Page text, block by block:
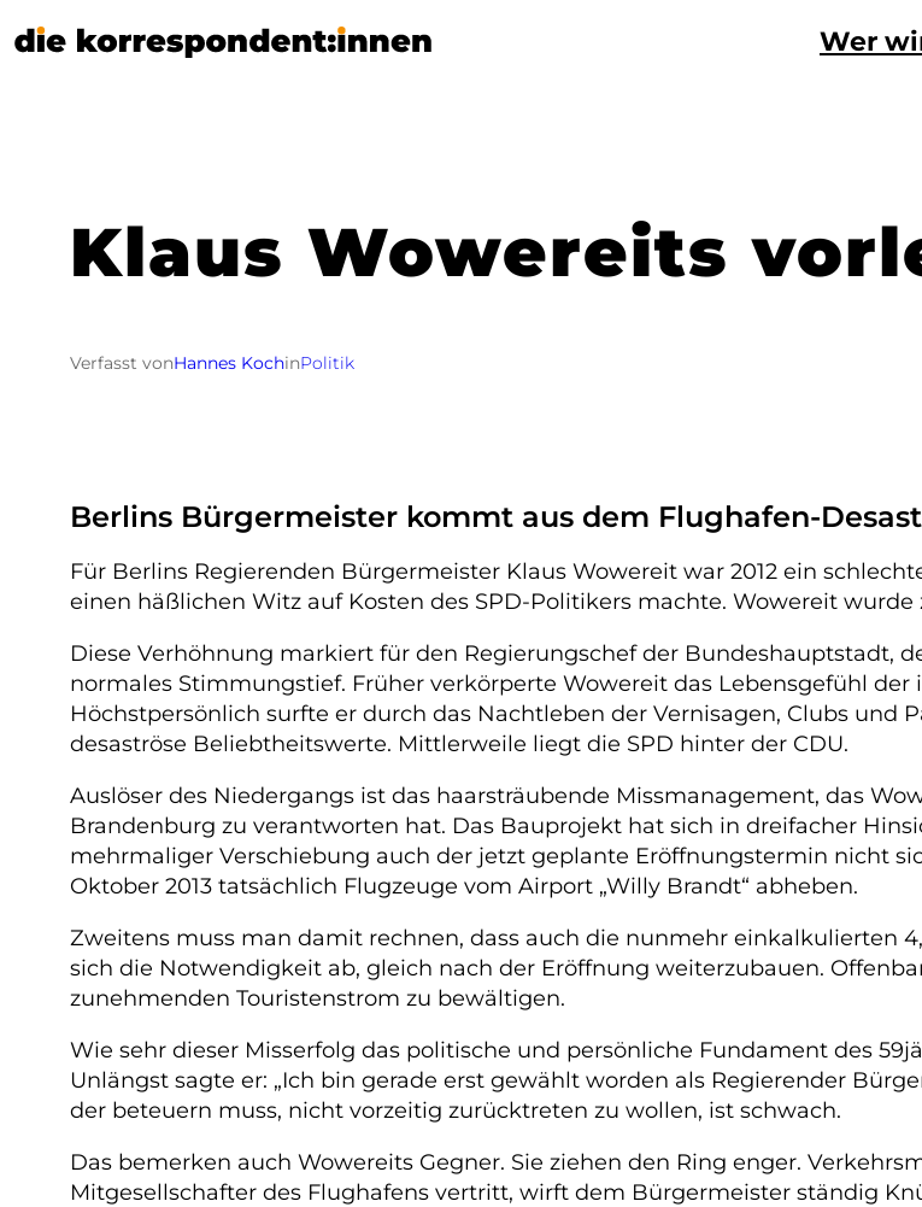
Wer
Klaus Wowereits
Verfasst vonHannes KochinPolitik
Berlins Bürgermeister kommt aus dem Flughafen-
Für Berlins Regierenden Bürgermeister Klaus Wowereit war 2012 ein
einen häßlichen Witz auf Kosten des SPD-Politikers machte. Wowereit
Diese Verhöhnung markiert für den Regierungschef der Bundeshauptstadt,
normales Stimmungstief. Früher verkörperte Wowereit das Lebensgefühl
Höchstpersönlich surfte er durch das Nachtleben der Vernisagen, Clubs und
desaströse Beliebtheitswerte. Mittlerweile liegt die SPD hinter der CDU.
Auslöser des Niedergangs ist das haarsträubende Missmanagement, das
Brandenburg zu verantworten hat. Das Bauprojekt hat sich in dreifacher
mehrmaliger Verschiebung auch der jetzt geplante Eröffnungstermin nicht
Oktober 2013 tatsächlich Flugzeuge vom Airport „Willy Brandt“ abheben.
Zweitens muss man damit rechnen, dass auch die nunmehr einkalkulierten
sich die Notwendigkeit ab, gleich nach der Eröffnung weiterzubauen.
zunehmenden Touristenstrom zu bewältigen.
Wie sehr dieser Misserfolg das politische und persönliche Fundament des
Unlängst sagte er: „Ich bin gerade erst gewählt worden als Regierender
der beteuern muss, nicht vorzeitig zurücktreten zu wollen, ist schwach.
Das bemerken auch Wowereits Gegner. Sie ziehen den Ring enger.
Mitgesellschafter des Flughafens vertritt, wirft dem Bürgermeister ständig